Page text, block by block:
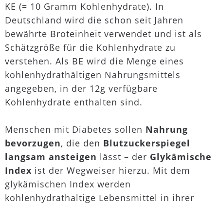
KE (= 10 Gramm Kohlenhydrate). In
Deutschland wird die schon seit Jahren
bewährte Broteinheit verwendet und ist als
Schätzgröße für die Kohlenhydrate zu
verstehen. Als BE wird die Menge eines
kohlenhydrathältigen Nahrungsmittels
angegeben, in der 12g verfügbare
Kohlenhydrate enthalten sind.
Menschen mit Diabetes sollen Nahrung
bevorzugen, die den Blutzuckerspiegel
langsam ansteigen lässt – der Glykämische
Index ist der Wegweiser hierzu. Mit dem
glykämischen Index werden
kohlenhydrathaltige Lebensmittel in ihrer